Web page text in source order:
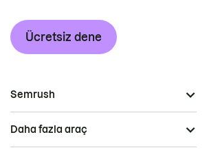
Ücretsiz dene
Semrush
Daha fazla araç